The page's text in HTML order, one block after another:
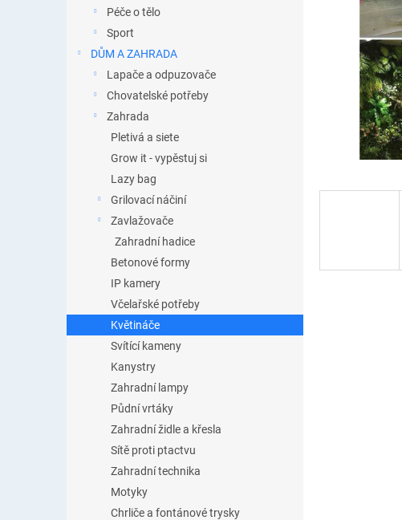
Péče o tělo
Sport
DŮM A ZAHRADA
Lapače a odpuzovače
Chovatelské potřeby
Zahrada
Pletivá a siete
Grow it - vypěstuj si
Lazy bag
Grilovací náčiní
Zavlažovače
Zahradní hadice
Betonové formy
IP kamery
Včelařské potřeby
Květináče
Svítící kameny
Kanystry
Zahradní lampy
Půdní vrtáky
Zahradní židle a křesla
Sítě proti ptactvu
Zahradní technika
Motyky
Chrliče a fontánové trysky